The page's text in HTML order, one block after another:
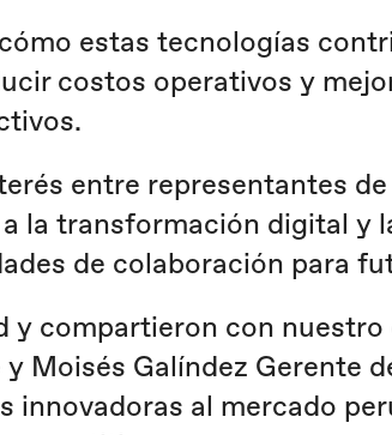
estas tecnologías
costos operativos y
entre representantes
la transformación digital y
de colaboración para
compartieron con
Moisés Galíndez Gerente
al mercado